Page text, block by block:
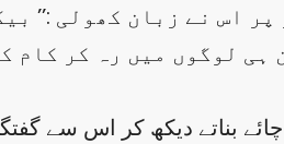
اس نے زبان کھولی :’’
ہی لوگوں میں رہ کر
بناتے دیکھ کر اس سے